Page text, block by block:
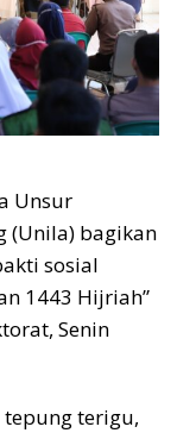
Unsur
(Unila) bagikan
sosial
1443 Hijriah”
Senin
terigu,